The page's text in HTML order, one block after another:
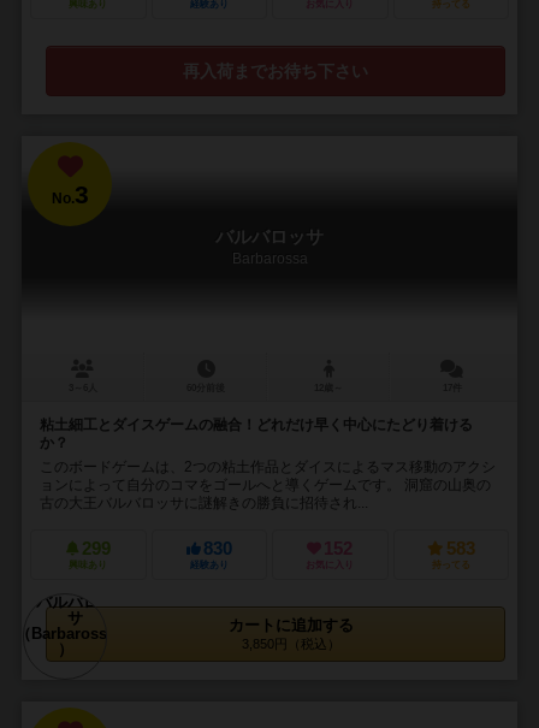
興味あり 経験あり お気に入り 持ってる
再入荷までお待ち下さい
No.3
バルバロッサ
Barbarossa
粘土細工とダイスゲームの融合！どれだけ早く中心にたどり着ける
か？
このボードゲームは、2つの粘土作品とダイスによるマス移動のアクシ
ョンによって自分のコマをゴールへと導くゲームです。 洞窟の山奥の
古の大王バルバロッサに謎解きの勝負に招待され...
299
興味あり
830
経験あり
152
お気に入り
583
持ってる
カートに追加する
3,850円（税込）